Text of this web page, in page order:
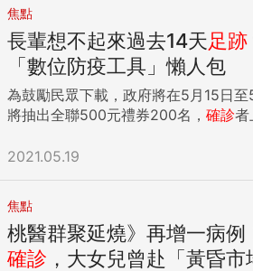
焦點
長輩想不起來過去14天足跡
「數位防疫工具」懶人包
為鼓勵民眾下載，政府將在5月15日至
將抽出全聯500元禮券200名， 確診者
2021.05.19
焦點
桃醫群聚延燒》再增一病例
確診 ，大女兒曾赴「黃昏